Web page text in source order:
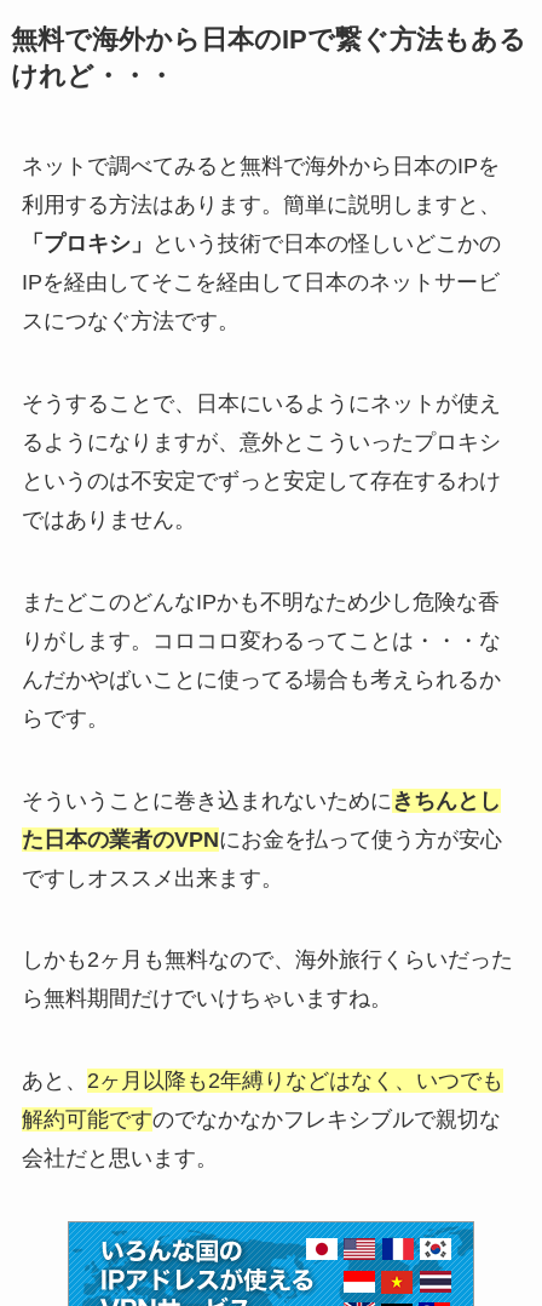
無料で海外から日本のIPで繋ぐ方法もある
けれど・・・
ネットで調べてみると無料で海外から日本のIPを
利用する方法はあります。簡単に説明しますと、
「プロキシ」
という技術で日本の怪しいどこかの
IPを経由してそこを経由して日本のネットサービ
スにつなぐ方法です。
そうすることで、日本にいるようにネットが使え
るようになりますが、意外とこういったプロキシ
というのは不安定でずっと安定して存在するわけ
ではありません。
またどこのどんなIPかも不明なため少し危険な香
りがします。コロコロ変わるってことは・・・な
んだかやばいことに使ってる場合も考えられるか
らです。
そういうことに巻き込まれないために きちんとし
た日本の業者のVPNにお金を払って使う方が安心
ですしオススメ出来ます。
しかも2ヶ月も無料なので、海外旅行くらいだった
ら無料期間だけでいけちゃいますね。
あと、 2ヶ月以降も2年縛りなどはなく、いつでも
解約可能ですのでなかなかフレキシブルで親切な
会社だと思います。